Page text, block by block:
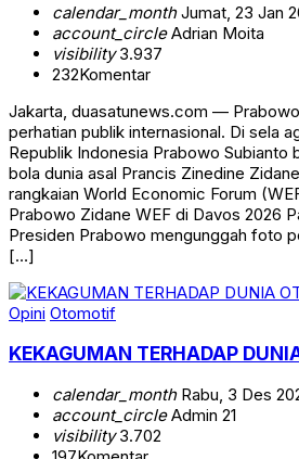
calendar_monthJumat, 23 Jan
account_circleAdrian Moita
visibility3.937
232Komentar
Jakarta, duasatunews.com —
perhatian publik internasional. Di sela
Republik Indonesia Prabowo Subianto
bola dunia asal Prancis Zinedine
rangkaian World Economic Forum
Prabowo Zidane WEF di Davos 2026
Presiden Prabowo mengunggah foto
[…]
Opini Otomotif
KEKAGUMAN TERHADAP
calendar_monthRabu, 3 Des
account_circleAdmin 21
visibility3.702